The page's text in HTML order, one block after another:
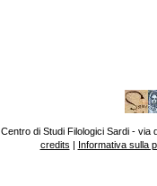
Centro di Studi Filologici Sardi - via
credits | Informativa sulla